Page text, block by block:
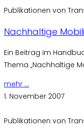
Publikationen von
Nachhaltige
Ein Beitrag im
Thema „Nachhaltige
mehr ...
1. November 2007
Publikationen von